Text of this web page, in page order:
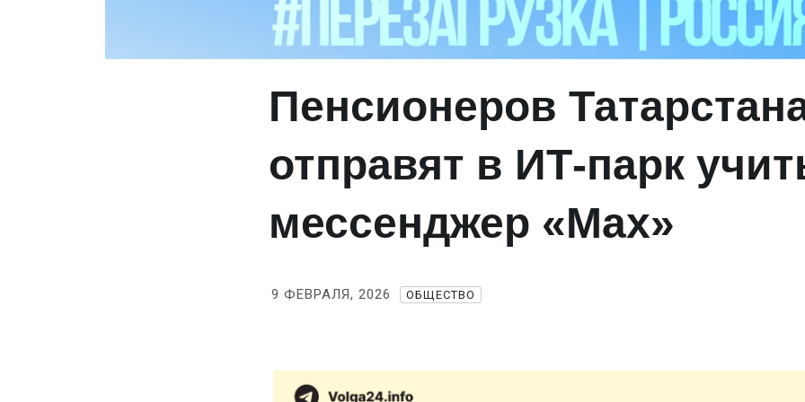
Пенсионеров
отправят в ИТ‑парк
мессенджер «Max»
9 ФЕВРАЛЯ, 2026 ОБЩЕСТВО